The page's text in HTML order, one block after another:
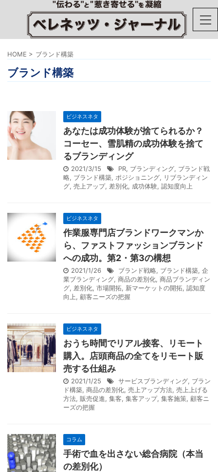
HOME > ブランド構築
ブランド構築
ビジネスネタ
あなたは成功体験が捨てられるか？
コーセー、雪肌精の成功体験を捨て
るブランディング
2021/3/15 PR, ブランディング, ブランド戦
略, ブランド構築, ポジショニング, リブランディン
グ, 売上アップ, 差別化, 成功体験, 認知度向上
ビジネスネタ
作業服専門店ブランドワークマンか
ら、ファストファッションブランド
への成功。第2・第3の構想
2021/1/26 ブランド戦略, ブランド構築, 企
業ブランディング, 商品の差別化, 商品ブランディン
グ, 差別化, 市場開拓, 新マーケットの開拓, 認知度
向上, 顧客ニーズの把握
ビジネスネタ
おうち時間でリアル接客、リモート
購入。店頭商品の全てをリモート販
売する仕組み
2021/1/25 サービスブランディング, ブラン
ド構築, 商品の差別化, 売上アップ方法, 売上上げる
方法, 販売促進, 集客, 集客アップ, 集客施策, 顧客ニ
ーズの把握
コラム
手術で血を出さない総合病院（本当
の差別化）